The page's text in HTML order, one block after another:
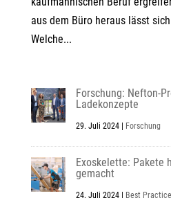
aus dem Büro heraus lässt
Welche...
Forschung: Nefton-
Ladekonzepte
29. Juli 2024| Forschung
Exoskelette: Pakete
gemacht
24. Juli 2024| Best Practice